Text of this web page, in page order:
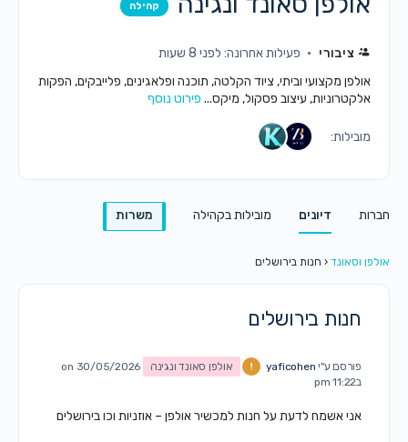
קהילה
ציבורי
פעילות אחרונה: לפני 8 שעות
אולפן מקצועי וביתי, ציוד הקלטה, תוכנה ופלאגינים, פלייבקים, הפקות
אלקטרוניות, עיצוב פסקול, מיקס... פירוט נוסף
מובילות:
חברות דיונים מובילות בקהילה משרות
אולפן וסאונד ‹ חנות בירושלים
חנות בירושלים
פורסם ע"י yaficohen אולפן סאונד ונגינה
on 30/05/2026
ב11:22 pm
אני אשמח לדעת על חנות למכשיר אולפן – אוזניות וכו בירושלים